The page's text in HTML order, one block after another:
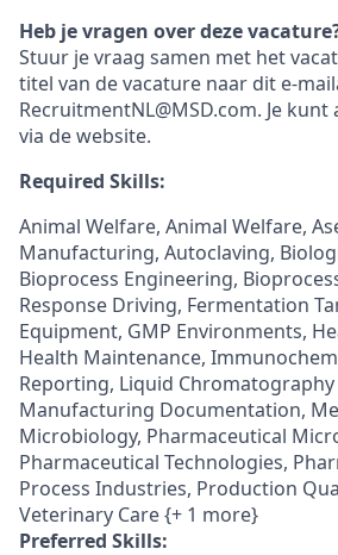
Heb je vragen over deze
Stuur je vraag samen met het
titel van de vacature naar dit e-
RecruitmentNL@MSD.com. Je
via de website.
Required Skills:
Animal Welfare, Animal Welfare,
Manufacturing, Autoclaving,
Bioprocess Engineering,
Response Driving, Fermentation
Equipment, GMP Environments,
Health Maintenance,
Reporting, Liquid Chromatography
Manufacturing Documentation,
Microbiology, Pharmaceutical
Pharmaceutical Technologies,
Process Industries, Production
Veterinary Care {+ 1 more}
Preferred Skills: